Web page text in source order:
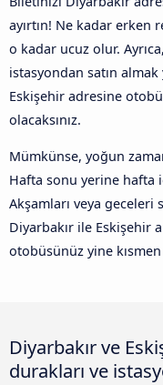
ayırtın! Ne kadar erken
o kadar ucuz olur.
istasyondan satın
Eskişehir adresine
olacaksınız.
Mümkünse, yoğun
Hafta sonu yerine hafta
Akşamları veya
Diyarbakır ile Eskişehir
otobüsünüz yine
Diyarbakır ve
durakları ve